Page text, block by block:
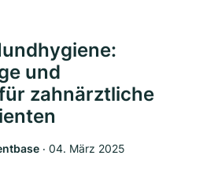
und
zahnärztliche
‧ 04. März 2025